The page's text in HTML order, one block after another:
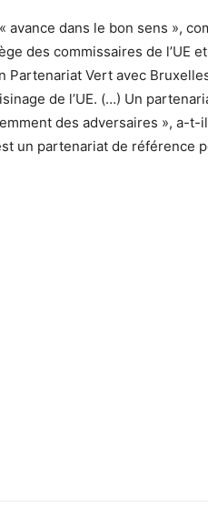
avance dans le bon sens »,
des commissaires de l’UE
Vert avec
de l’UE. (…) Un
des adversaires », a-
un partenariat de référence